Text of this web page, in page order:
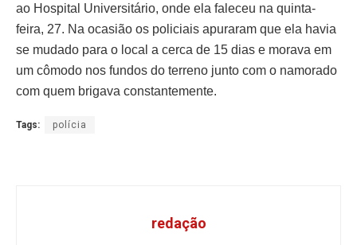
ao Hospital Universitário, onde ela faleceu na quinta-
feira, 27. Na ocasião os policiais apuraram que ela havia
se mudado para o local a cerca de 15 dias e morava em
um cômodo nos fundos do terreno junto com o namorado
com quem brigava constantemente.
Tags: polícia
redação